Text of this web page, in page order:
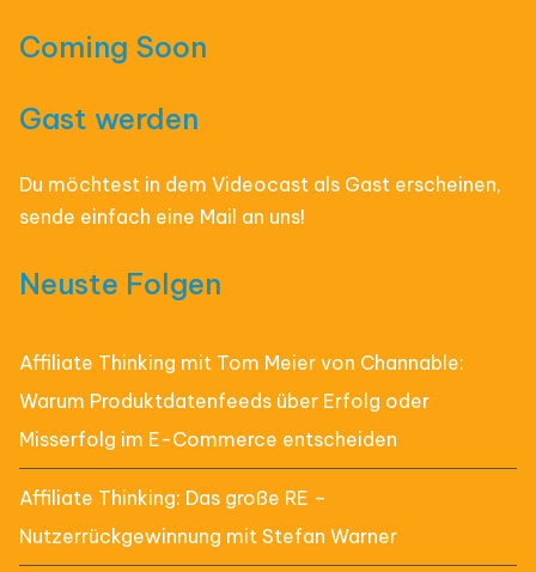
Coming Soon
Gast werden
Du möchtest in dem Videocast als Gast erscheinen,
sende einfach eine Mail an uns!
Neuste Folgen
Affiliate Thinking mit Tom Meier von Channable:
Warum Produktdatenfeeds über Erfolg oder
Misserfolg im E-Commerce entscheiden
Affiliate Thinking: Das große RE –
Nutzerrückgewinnung mit Stefan Warner